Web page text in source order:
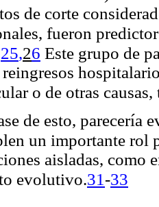
de corte
fueron
25,26 Este grupo de
o de otras
de esto, parecería
un importante rol
aisladas, como
evolutivo.31 -33